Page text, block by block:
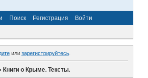
Поиск Регистрация Войти
или зарегистрируйтесь.
Книги о Крыме. Тексты.